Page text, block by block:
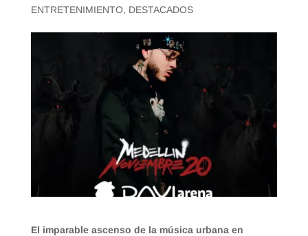
ENTRETENIMIENTO, DESTACADOS
El imparable ascenso de la música urbana en